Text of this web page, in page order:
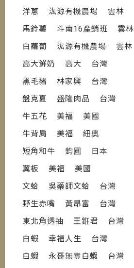
洋蔥 汯源有機農場 雲林
馬鈴薯 斗南16產銷班 雲林
白蘿蔔 汯源有機農場 雲林
高大鮮奶 高大 台灣
黑毛豬 林家興 台灣
盤克夏 盛隆肉品 台灣
牛五花 美福 美國
牛背肩 美福 紐奧
短角和牛 鈞圓 日本
翼板 美福 美國
文蛤 吳藥師文蛤 台灣
野生赤嘴 黃昂富 台灣
東北角透抽 王銋君 台灣
白蝦 幸福人生 台灣
白蝦 永哥無毒白蝦 台灣